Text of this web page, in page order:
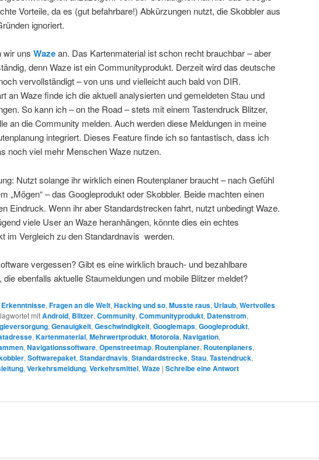
Vorteile, da es (gut befahrbare!) Abkürzungen nutzt, die Skobbler aus
ignoriert.
wir uns Wazean. Das Kartenmaterial ist schon recht brauchbar – aber
denn Waze ist ein Communityprodukt. Derzeit wird das deutsche
vervollständigt – von uns und vielleicht auch bald von DIR.
an Waze finde ich die aktuell analysierten und gemeldeten Stau und
So kann ich – on the Road – stets mit einem Tastendruck Blitzer,
an die Community melden. Auch werden diese Meldungen in meine
integriert. Dieses Feature finde ich so fantastisch, dass ich
noch viel mehr Menschen Waze nutzen.
Nutzt solange ihr wirklich einen Routenplaner braucht – nach Gefühl
„Mögen“ – das Googleprodukt oder Skobbler. Beide machten einen
Eindruck. Wenn ihr aber Standardstrecken fahrt, nutzt unbedingt Waze.
viele User an Waze heranhängen, könnte dies ein echtes
im Vergleich zu den Standardnavis werden.
vergessen? Gibt es eine wirklich brauch- und bezahlbare
die ebenfalls aktuelle Staumeldungen und mobile Blitzer meldet?
Erkenntnisse, Fragen an die Welt, Hacking und so, Musste raus, Urlaub, Wertvolles
mitAndroid, Blitzer, Community, Communityprodukt, Datenstrom,
, Genauigkeit, Geschwindigkeit, Googlemaps, Googleprodukt,
, Kartenmaterial, Mehrwertprodukt, Motorola, Navigation,
, Navigationssoftware, Openstreetmap, Routenplaner, Routenplaners,
, Softwarepaket, Standardnavis, Standardstrecke, Stau, Tastendruck,
, Verkehrsmeldung, Verkehrsmittel, Waze | Schreibe eine Antwort